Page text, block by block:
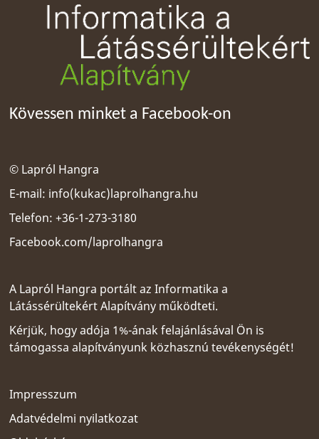
Kövessen minket a Facebook-on
© Lapról Hangra
E-mail: info(kukac)laprolhangra.hu
Telefon: +36-1-273-3180
Facebook.com/laprolhangra
A Lapról Hangra portált azInformatika a
Látássérültekért Alapítvány működteti.
Kérjük, hogy adója 1%-ának felajánlásával Ön is
támogassa alapítványunk közhasznú tevékenységét!
Impresszum
Adatvédelmi nyilatkozat